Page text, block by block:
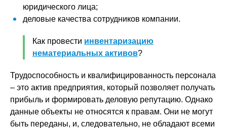
юридического лица;
деловые качества сотрудников компании.
Как провести инвентаризацию
нематериальных активов?
Трудоспособность и квалифицированность персонала
– это актив предприятия, который позволяет получать
прибыль и формировать деловую репутацию. Однако
данные объекты не относятся к правам. Они не могут
быть переданы, и, следовательно, не обладают всеми